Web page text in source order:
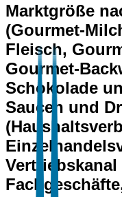
Marktgröße
(Gourmet-
Fleisch,
Gourmet-
Schokolade
Saucen und